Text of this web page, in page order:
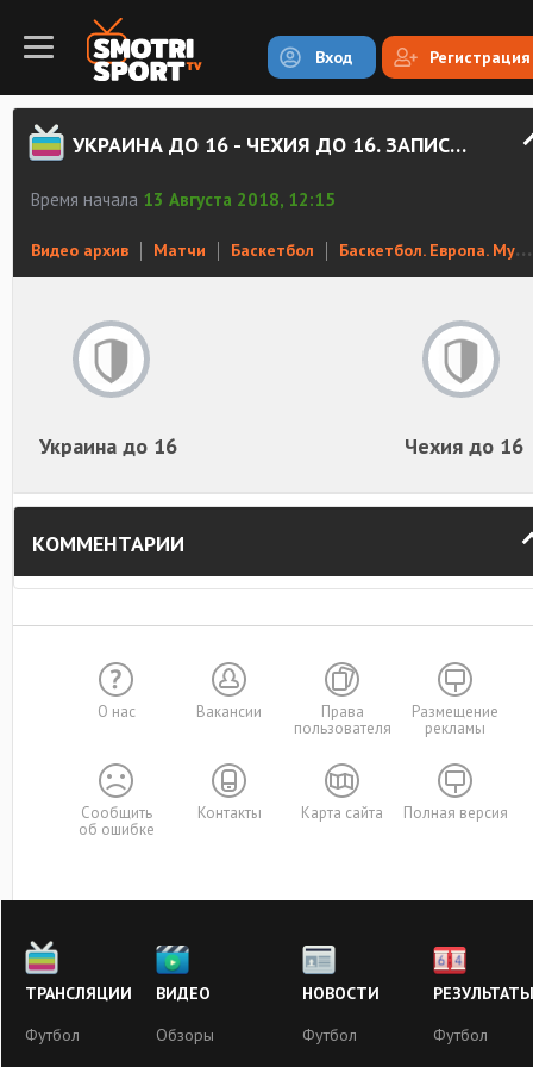
Вход Регистрация
УКРАИНА ДО 16 - ЧЕХИЯ ДО 16. ЗАПИСЬ МАТЧА
Время начала 13 Августа 2018, 12:15
Видео архив Матчи Баскетбол Баскетбол. Европа. Мужчины до 16 лет
Украина до 16 Чехия до 16
КОММЕНТАРИИ
О нас Вакансии
Права
пользователя
Размещение
рекламы
Сообщить
об ошибке
Контакты Карта сайта Полная версия
ТРАНСЛЯЦИИ
Футбол
ВИДЕО
Обзоры
НОВОСТИ
Футбол
РЕЗУЛЬТАТЫ
Футбол